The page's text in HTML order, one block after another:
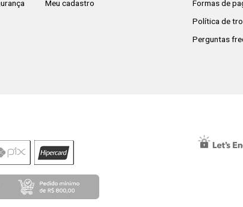
Meu cadastro
Formas de
Política de
Perguntas